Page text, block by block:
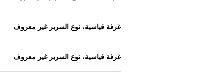
غرفة قياسية، نوع السرير غير معروف
غرفة قياسية، نوع السرير غير معروف